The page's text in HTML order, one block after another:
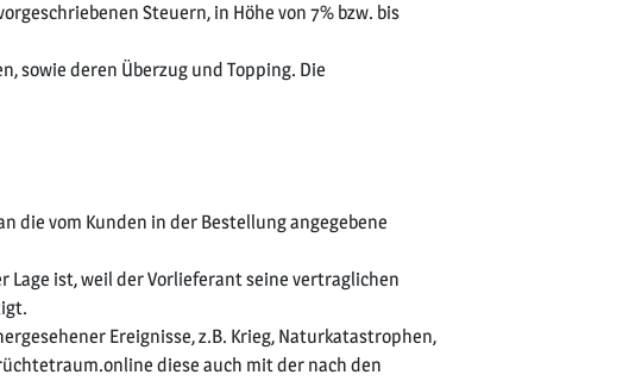
Steuern, in Höhe von 7% bzw. bis
sowie deren Überzug und Topping. Die
die vom Kunden in der Bestellung angegebene
ist, weil der Vorlieferant seine vertraglichen
Ereignisse, z.B. Krieg, Naturkatastrophen,
diese auch mit der nach den